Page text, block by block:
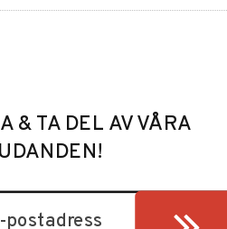
& TA DEL AV VÅRA